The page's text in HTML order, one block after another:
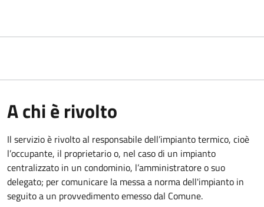
A chi è rivolto
Il servizio è rivolto al responsabile dell’impianto termico, cioè
l’occupante, il proprietario o, nel caso di un impianto
centralizzato in un condominio, l’amministratore o suo
delegato; per comunicare la messa a norma dell'impianto in
seguito a un provvedimento emesso dal Comune.